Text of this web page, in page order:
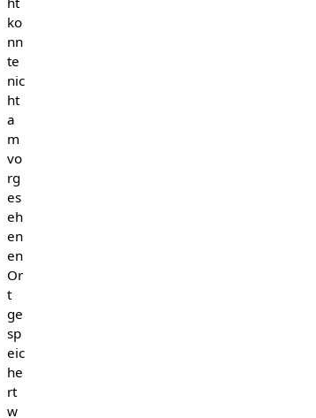
ko
nn
te
nic
ht
a
m
vo
rg
es
eh
en
en
Or
t
ge
sp
eic
he
rt
w